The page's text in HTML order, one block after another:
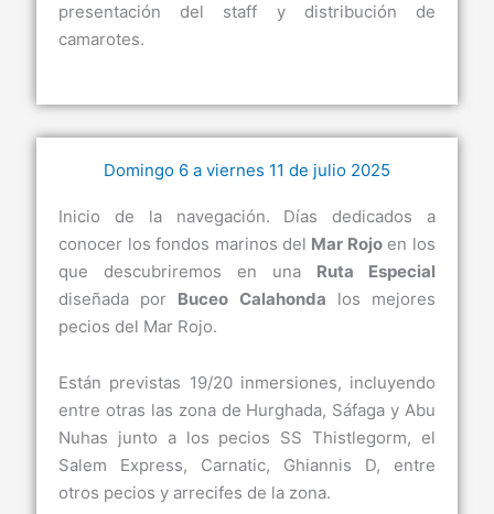
presentación del staff y distribución de
camarotes.
Domingo 6 a viernes 11 de julio 2025
Inicio de la navegación. Días dedicados a
conocer los fondos marinos del Mar Rojoen los
que descubriremos en una Ruta Especial
diseñada por Buceo Calahonda los mejores
pecios del Mar Rojo.
Están previstas 19/20 inmersiones, incluyendo
entre otras las zona de Hurghada, Sáfaga y Abu
Nuhas junto a los pecios SS Thistlegorm, el
Salem Express, Carnatic, Ghiannis D, entre
otros pecios y arrecifes de la zona.